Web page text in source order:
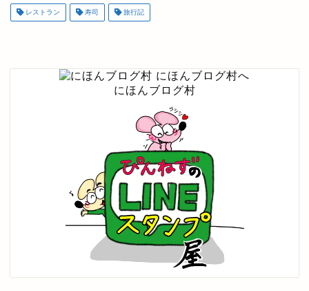
レストラン 寿司 旅行記
にほんブログ村